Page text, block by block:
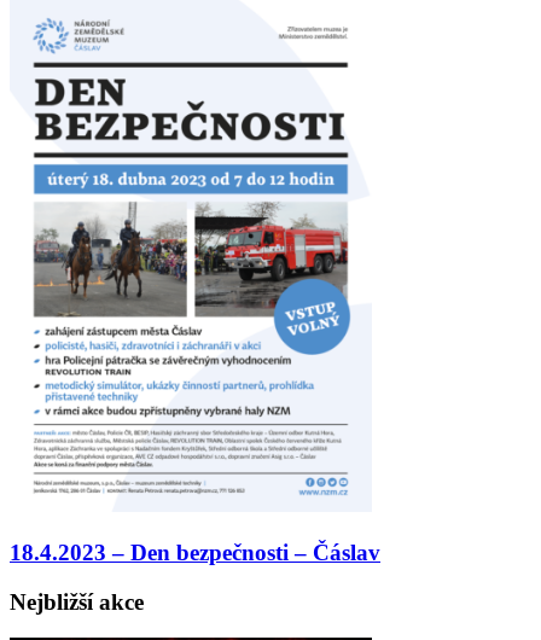
18.4.2023 – Den bezpečnosti – Čáslav
Nejbližší akce